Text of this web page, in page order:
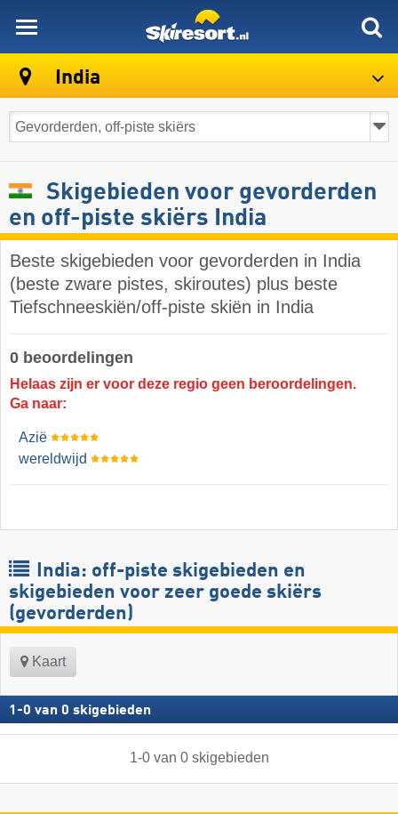
India
Skigebieden voor gevorderden
en off-piste skiërs India
Beste skigebieden voor gevorderden in India
(beste zware pistes, skiroutes) plus beste
Tiefschneeskiën/off-piste skiën in India
0 beoordelingen
Helaas zijn er voor deze regio geen beroordelingen.
Ga naar:
Azië
wereldwijd
India: off-piste skigebieden en
skigebieden voor zeer goede skiërs
(gevorderden)
Kaart
1 -0 van 0 skigebieden
1-0van 0 skigebieden